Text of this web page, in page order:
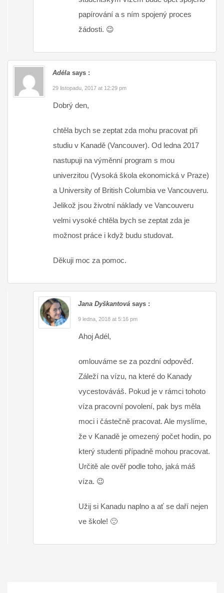
papírování a s ním spojený proces
žádosti. 😉
Adéla says :
29 listopadu, 2017 at 12:29 pm
Dobrý den,
chtěla bych se zeptat zda mohu pracovat při
studiu v Kanadě (Vancouver). Od ledna 2017
nastupuji na výměnní program s mou
univerzitou (Vysoká škola ekonomická v Praze)
a University of British Columbia ve Vancouveru.
Jelikož jsou životní náklady ve Vancouveru
velmi vysoké chtěla bych se zeptat zda je
možnost práce i když budu studovat.
Děkuji moc za pomoc.
Jana Dyškantová says :
9 ledna, 2018 at 5:16 pm
Ahoj Adél,
omlouváme se za pozdní odpověď.
Záleží na vízu, na které do Kanady
vycestováváš. Pokud je v rámci tohoto
víza pracovní povolení, pak bys měla
moci i částečně pracovat. Ale myslíme,
že v Kanadě je omezený počet hodin, po
který studenti případně mohou pracovat.
Určitě ale ověř podle toho, jaká máš
víza. 😉
Užij si Kanadu naplno a ať se daří nejen
ve škole! 🙂